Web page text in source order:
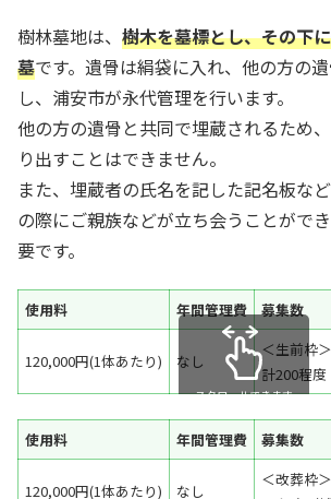
樹林墓地は、 樹木を墓標とし、その下
墓です。遺骨は絹袋に入れ、他の方の
し、浦安市が永代管理を行います。
他の方の遺骨と共同で埋蔵されるため
り出すことはできません。
また、埋蔵者の氏名を記した記名板な
の際にご親族などが立ち会うことがで
要です。
使用料 年間管理費 募集数
120,000円(1体あたり) なし
＜生前枠
計200程度
スクロールできます
使用料 年間管理費 募集数
120,000円(1体あたり) なし
＜改葬枠＞